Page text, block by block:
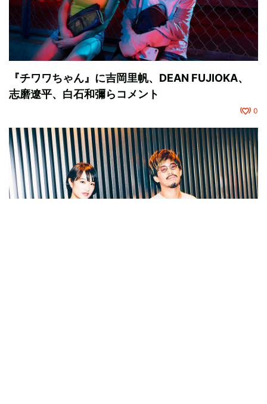
『チワワちゃん』に吉岡里帆、DEAN FUJIOKA、
志磨遼平、白石和彌らコメント
0